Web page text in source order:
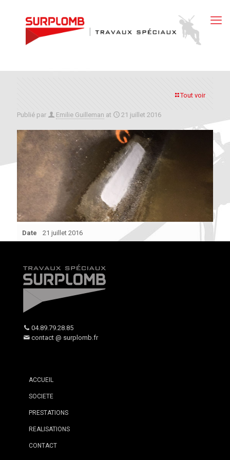
Tout voir
Publié par Emilie Guilleman at 21 juillet 2016
Date 21 juillet 2016
04.89.79.28.85
contact @ surplomb.fr
ACCUEIL
SOCIETE
PRESTATIONS
REALISATIONS
CONTACT